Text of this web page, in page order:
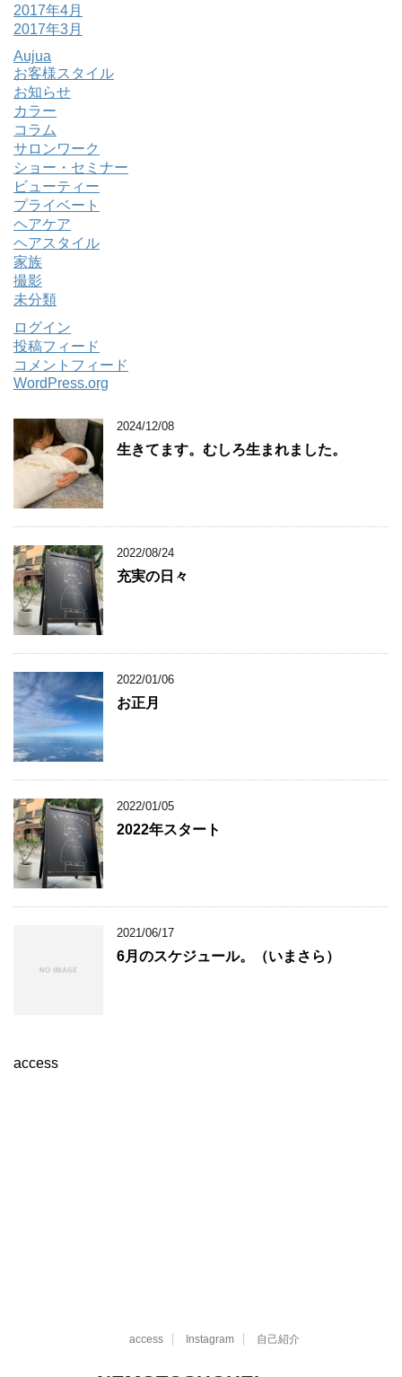
2017年4月
2017年3月
Aujua
お客様スタイル
お知らせ
カラー
コラム
サロンワーク
ショー・セミナー
ビューティー
プライベート
ヘアケア
ヘアスタイル
家族
撮影
未分類
ログイン
投稿フィード
コメントフィード
WordPress.org
2024/12/08
生きてます。むしろ生まれました。
2022/08/24
充実の日々
2022/01/06
お正月
2022/01/05
2022年スタート
2021/06/17
6月のスケジュール。（いまさら）
access
access Instagram 自己紹介